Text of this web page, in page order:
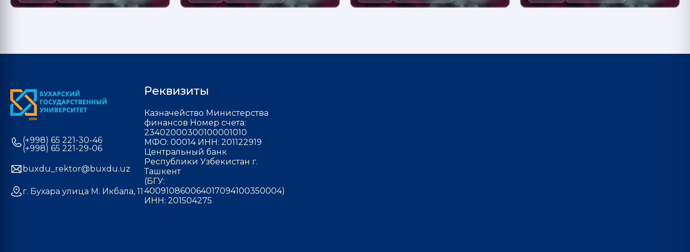
(+998) 65 221-30-46
(+998) 65 221-29-06
buxdu_rektor@buxdu.uz
г. Бухара улица М. Икбала, 11
Реквизиты
Казначейство Министерства
финансов Номер счета:
23402000300100001010
МФО: 00014 ИНН: 201122919
Центральный банк
Республики Узбекистан г.
Ташкент
(БГУ:
400910860064017094100350004)
ИНН: 201504275